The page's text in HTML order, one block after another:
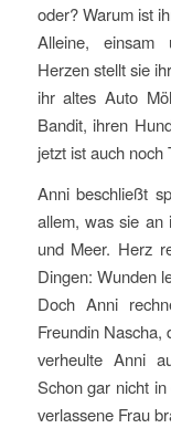
oder? Warum ist
Alleine, einsam
Herzen stellt sie
ihr altes Auto
Bandit, ihren
jetzt ist auch noch
Anni beschließt
allem, was sie an
und Meer. Herz
Dingen: Wunden
Doch Anni
Freundin Nascha,
verheulte Anni
Schon gar nicht
verlassene Frau